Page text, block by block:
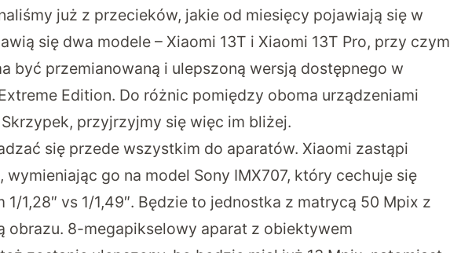
już z przecieków, jakie od miesięcy pojawiają się w
się dwa modele – Xiaomi 13T i Xiaomi 13T Pro, przy czym
być przemianowaną i ulepszoną wersją dostępnego w
Edition. Do różnic pomiędzy oboma urządzeniami
, przyjrzyjmy się więc im bliżej.
się przede wszystkim do aparatów. Xiaomi zastąpi
wymieniając go na model Sony IMX707, który cechuje się
1,28″ vs 1/1,49″. Będzie to jednostka z matrycą 50 Mpix z
obrazu. 8-megapikselowy aparat z obiektywem